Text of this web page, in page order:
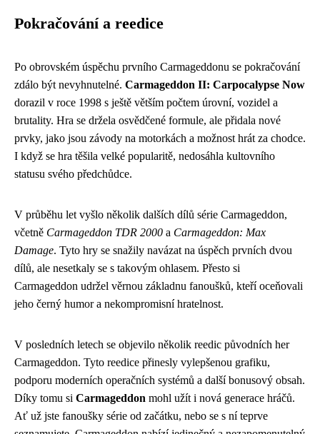
Pokračování a reedice
Po obrovském úspěchu prvního Carmageddonu se pokračování
zdálo být nevyhnutelné. Carmageddon II: Carpocalypse Now
dorazil v roce 1998 s ještě větším počtem úrovní, vozidel a
brutality. Hra se držela osvědčené formule, ale přidala nové
prvky, jako jsou závody na motorkách a možnost hrát za chodce.
I když se hra těšila velké popularitě, nedosáhla kultovního
statusu svého předchůdce.
V průběhu let vyšlo několik dalších dílů série Carmageddon,
včetně Carmageddon TDR 2000 a Carmageddon: Max
Damage. Tyto hry se snažily navázat na úspěch prvních dvou
dílů, ale nesetkaly se s takovým ohlasem. Přesto si
Carmageddon udržel věrnou základnu fanoušků, kteří oceňovali
jeho černý humor a nekompromisní hratelnost.
V posledních letech se objevilo několik reedic původních her
Carmageddon. Tyto reedice přinesly vylepšenou grafiku,
podporu moderních operačních systémů a další bonusový obsah.
Díky tomu si Carmageddon mohl užít i nová generace hráčů.
Ať už jste fanoušky série od začátku, nebo se s ní teprve